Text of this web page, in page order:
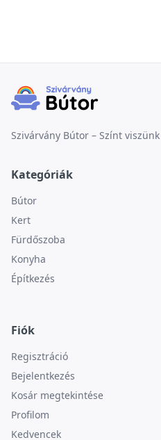
Szivárvány Bútor – Színt
Kategóriák
Bútor
Kert
Fürdőszoba
Konyha
Építkezés
Fiók
Regisztráció
Bejelentkezés
Kosár megtekintése
Profilom
Kedvencek